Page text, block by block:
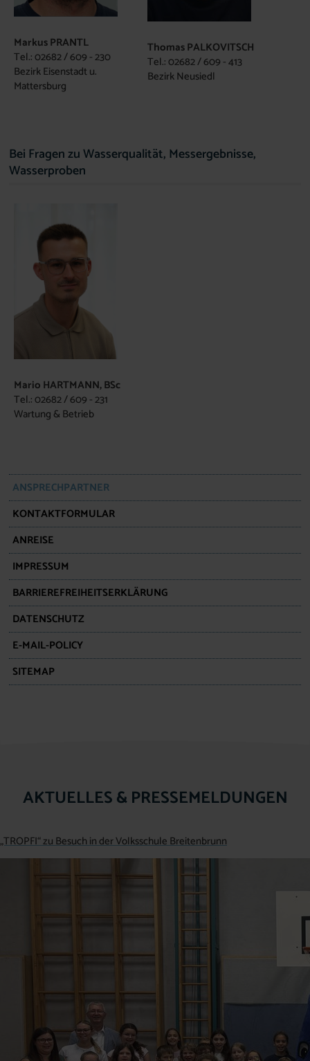
Markus PRANTL
Tel.: 02682 / 609 - 230
Bezirk Eisenstadt u.
Mattersburg
Thomas PALKOVITSCH
Tel.: 02682 / 609 - 413
Bezirk Neusiedl
Bei Fragen zu Wasserqualität, Messergebnisse,
Wasserproben
Mario HARTMANN, BSc
Tel.: 02682 / 609 - 231
Wartung & Betrieb
ANSPRECHPARTNER
KONTAKTFORMULAR
ANREISE
IMPRESSUM
BARRIEREFREIHEITSERKLÄRUNG
DATENSCHUTZ
E-MAIL-POLICY
SITEMAP
AKTUELLES & PRESSEMELDUNGEN
„TROPFI“ zu Besuch in der Volksschule Breitenbrunn